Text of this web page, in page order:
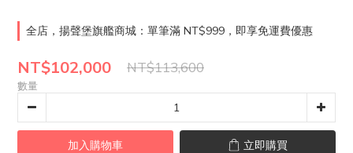
全店，揚聲堡旗艦商城：單筆滿 NT$999，即享免運費優惠
NT$102,000 NT$113,600
數量
加入購物車 立即購買